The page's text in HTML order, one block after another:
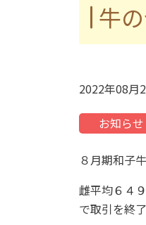
牛
2022年08月
お知らせ
８月期和子
雌平均６４
で取引を終